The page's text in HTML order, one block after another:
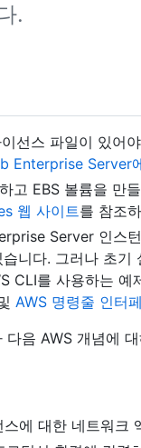
.
선스 파일이 있어
Enterprise Server
고 EBS 볼륨을 만
웹 사이트를 참조
Server 인스
니다. 그러나 초
CLI를 사용하는
AWS 명령줄 인터
다음 AWS 개념에
스에 대한 네트워크